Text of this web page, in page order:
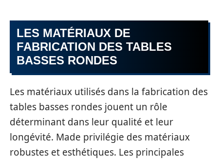
LES MATÉRIAUX DE
FABRICATION DES TABLES
BASSES RONDES
Les matériaux utilisés dans la fabrication des
tables basses rondes jouent un rôle
déterminant dans leur qualité et leur
longévité. Made privilégie des matériaux
robustes et esthétiques. Les principales